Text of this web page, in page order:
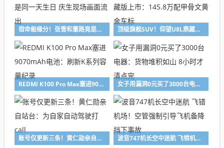
宿命般缘分！张雪和董路竟是同一天生日 庆生现场画面流出 顶级旗舰SUV！仰望U8L鼎藏版上市：145.8万配甲骨文黄金车标
REDMI K100 Pro Max塞进9070mAh电池：刷新K系列容量纪录 女子用漏洞0元买了3000台电器：货物堆积如山 8小时才清点完
账号仅更新三条！黄仁勋亲自站台：为自家自动驾驶打call 波音747机长空中迷航 飞错机场！空管强制引导飞机备降 挡下事故